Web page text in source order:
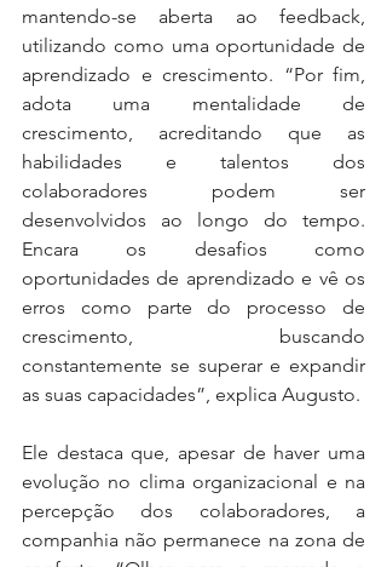
mantendo-se aberta ao feedback,
utilizando como uma oportunidade de
aprendizado e crescimento. “Por fim,
adota uma mentalidade de
crescimento, acreditando que as
habilidades e talentos dos
colaboradores podem ser
desenvolvidos ao longo do tempo.
Encara os desafios como
oportunidades de aprendizado e vê os
erros como parte do processo de
crescimento, buscando
constantemente se superar e expandir
as suas capacidades”, explica Augusto.
Ele destaca que, apesar de haver uma
evolução no clima organizacional e na
percepção dos colaboradores, a
companhia não permanece na zona de